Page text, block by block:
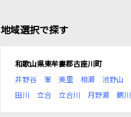
地域選択で探す
和歌山県東牟婁郡古座川町
井野谷
峯 美里 相瀬 池野山
田川
立合 立合川 月野瀬 鶴川